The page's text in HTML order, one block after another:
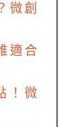
微創
適合
！微